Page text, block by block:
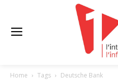
Home Tags Deutsche Bank